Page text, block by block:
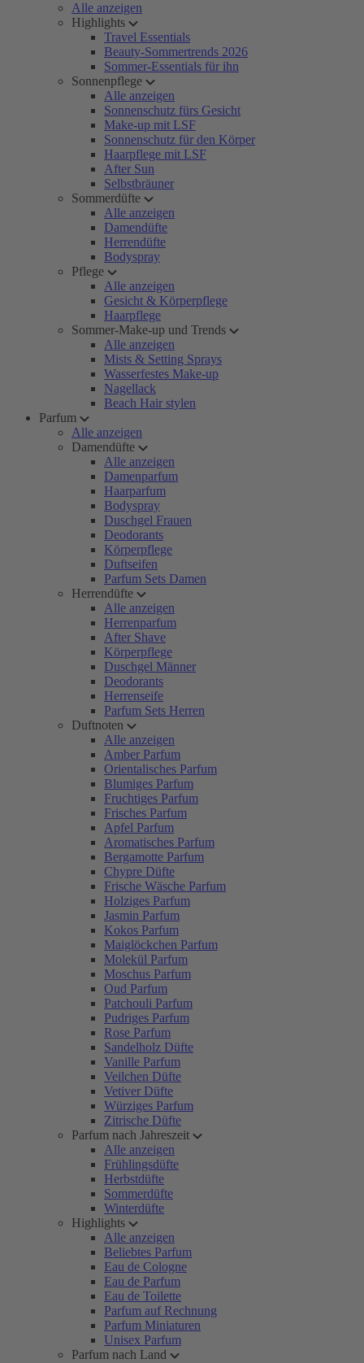
Alle anzeigen
Highlights
Travel Essentials
Beauty-Sommertrends 2026
Sommer-Essentials für ihn
Sonnenpflege
Alle anzeigen
Sonnenschutz fürs Gesicht
Make-up mit LSF
Sonnenschutz für den Körper
Haarpflege mit LSF
After Sun
Selbstbräuner
Sommerdüfte
Alle anzeigen
Damendüfte
Herrendüfte
Bodyspray
Pflege
Alle anzeigen
Gesicht & Körperpflege
Haarpflege
Sommer-Make-up und Trends
Alle anzeigen
Mists & Setting Sprays
Wasserfestes Make-up
Nagellack
Beach Hair stylen
Parfum
Alle anzeigen
Damendüfte
Alle anzeigen
Damenparfum
Haarparfum
Bodyspray
Duschgel Frauen
Deodorants
Körperpflege
Duftseifen
Parfum Sets Damen
Herrendüfte
Alle anzeigen
Herrenparfum
After Shave
Körperpflege
Duschgel Männer
Deodorants
Herrenseife
Parfum Sets Herren
Duftnoten
Alle anzeigen
Amber Parfum
Orientalisches Parfum
Blumiges Parfum
Fruchtiges Parfum
Frisches Parfum
Apfel Parfum
Aromatisches Parfum
Bergamotte Parfum
Chypre Düfte
Frische Wäsche Parfum
Holziges Parfum
Jasmin Parfum
Kokos Parfum
Maiglöckchen Parfum
Molekül Parfum
Moschus Parfum
Oud Parfum
Patchouli Parfum
Pudriges Parfum
Rose Parfum
Sandelholz Düfte
Vanille Parfum
Veilchen Düfte
Vetiver Düfte
Würziges Parfum
Zitrische Düfte
Parfum nach Jahreszeit
Alle anzeigen
Frühlingsdüfte
Herbstdüfte
Sommerdüfte
Winterdüfte
Highlights
Alle anzeigen
Beliebtes Parfum
Eau de Cologne
Eau de Parfum
Eau de Toilette
Parfum auf Rechnung
Parfum Miniaturen
Unisex Parfum
Parfum nach Land